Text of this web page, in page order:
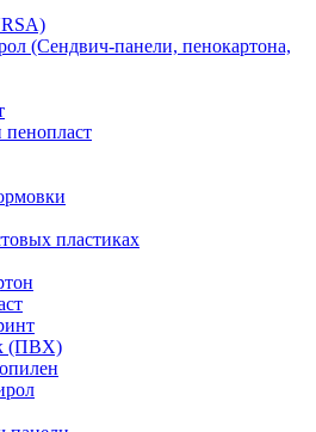
(Сендвич-панели, пенокартона,
пластиках
(ПВХ)